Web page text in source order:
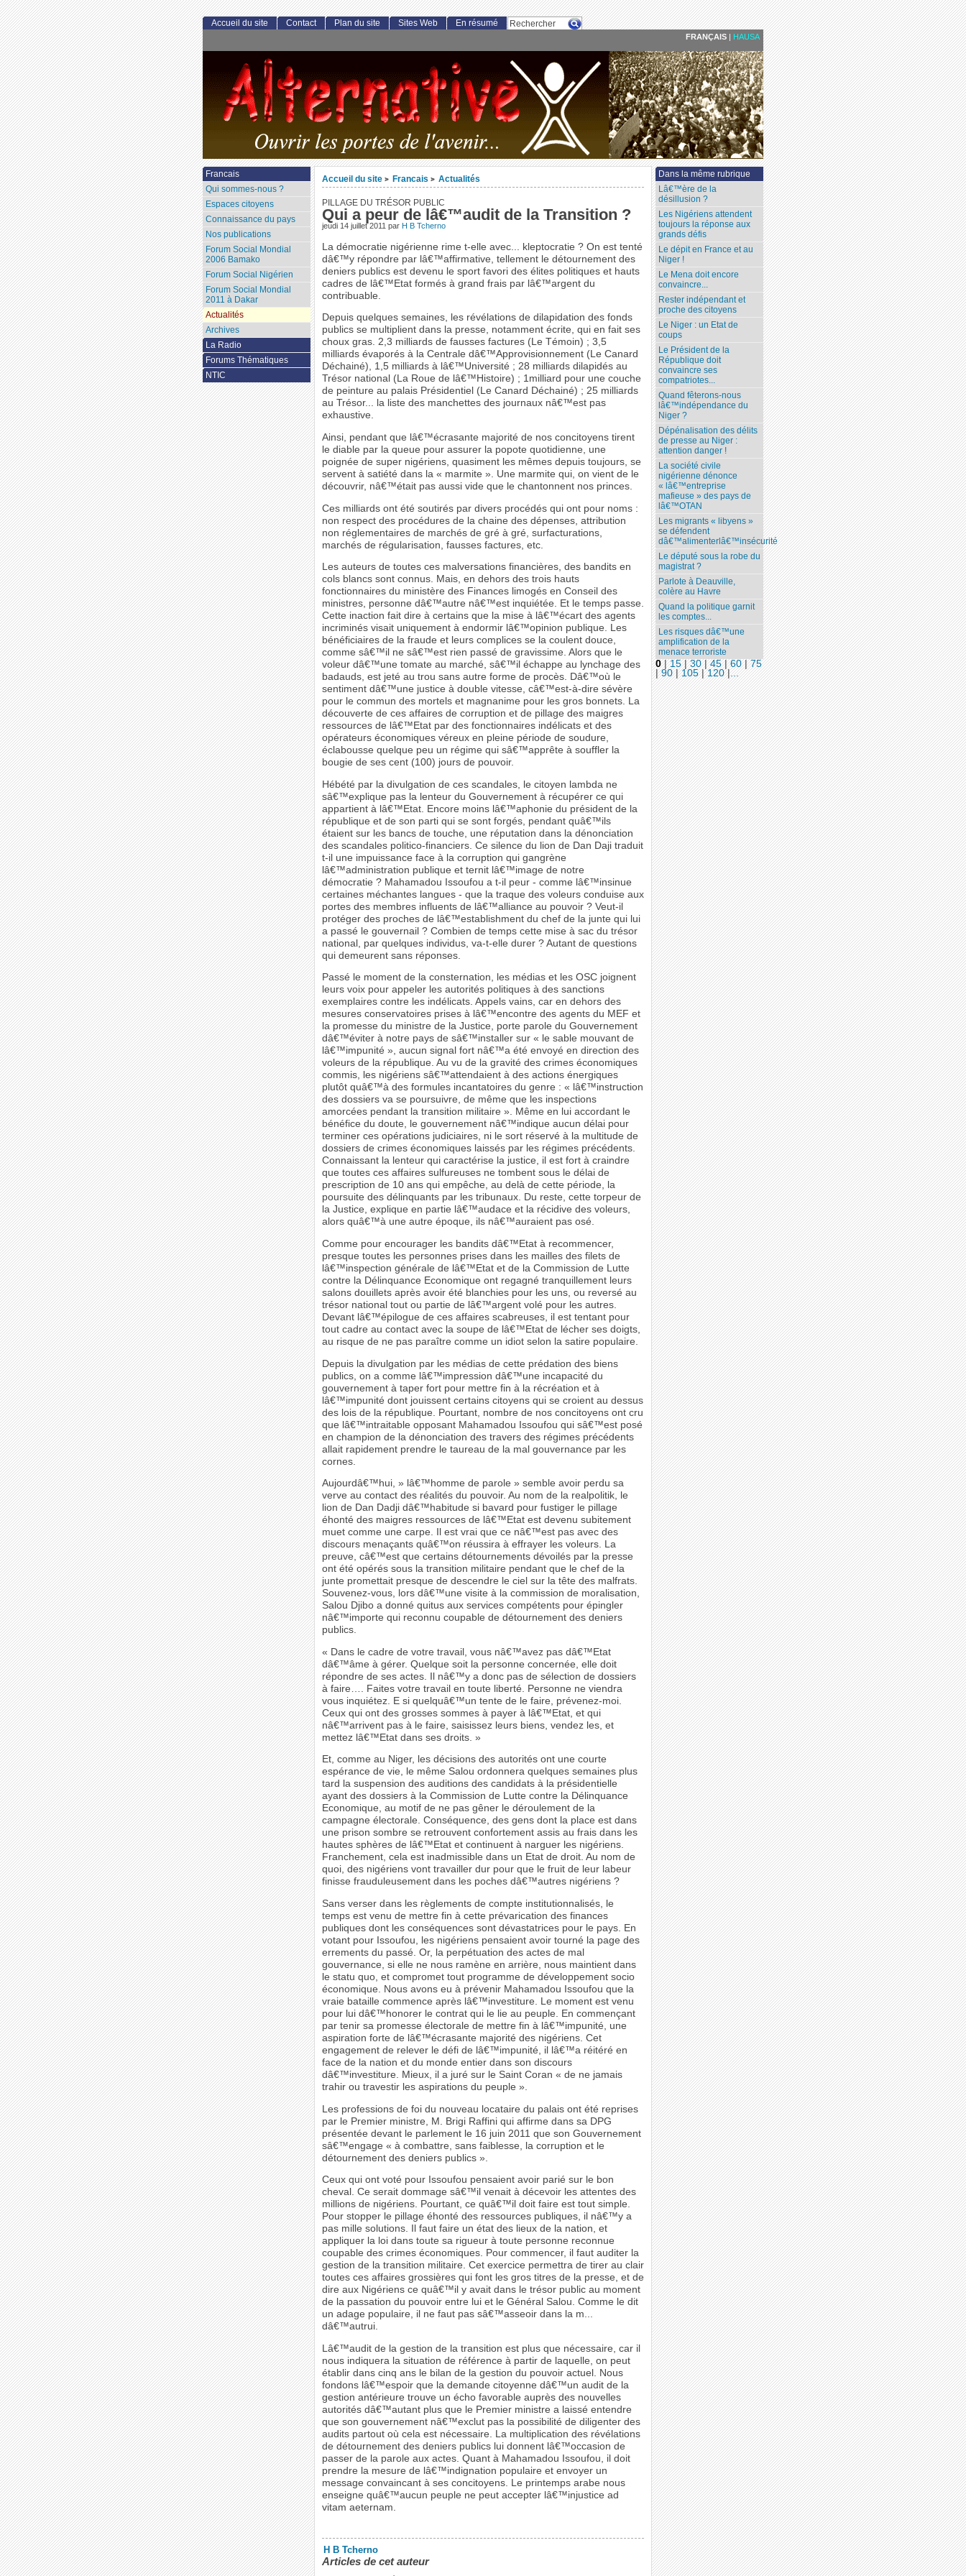
Accueil du site > Francais > Actualités
PILLAGE DU TRÉSOR PUBLIC
Qui a peur de lâ€™audit de la Transition ?
jeudi 14 juillet 2011 par H B Tcherno
La démocratie nigérienne rime t-elle avec... kleptocratie ? On est tenté
dâ€™y répondre par lâ€™affirmative, tellement le détournement des
deniers publics est devenu le sport favori des élites politiques et hauts
cadres de lâ€™Etat formés à grand frais par lâ€™argent du
contribuable.
Depuis quelques semaines, les révélations de dilapidation des fonds
publics se multiplient dans la presse, notamment écrite, qui en fait ses
choux gras. 2,3 milliards de fausses factures (Le Témoin) ; 3,5
milliards évaporés à la Centrale dâ€™Approvisionnement (Le Canard
Déchainé), 1,5 milliards à lâ€™Université ; 28 milliards dilapidés au
Trésor national (La Roue de lâ€™Histoire) ; 1milliard pour une couche
de peinture au palais Présidentiel (Le Canard Déchainé) ; 25 milliards
au Trésor... la liste des manchettes des journaux nâ€™est pas
exhaustive.
Ainsi, pendant que lâ€™écrasante majorité de nos concitoyens tirent
le diable par la queue pour assurer la popote quotidienne, une
poignée de super nigériens, quasiment les mêmes depuis toujours, se
servent à satiété dans la « marmite ». Une marmite qui, on vient de le
découvrir, nâ€™était pas aussi vide que le chantonnent nos princes.
Ces milliards ont été soutirés par divers procédés qui ont pour noms :
non respect des procédures de la chaine des dépenses, attribution
non réglementaires de marchés de gré à gré, surfacturations,
marchés de régularisation, fausses factures, etc.
Les auteurs de toutes ces malversations financières, des bandits en
cols blancs sont connus. Mais, en dehors des trois hauts
fonctionnaires du ministère des Finances limogés en Conseil des
ministres, personne dâ€™autre nâ€™est inquiétée. Et le temps passe.
Cette inaction fait dire à certains que la mise à lâ€™écart des agents
incriminés visait uniquement à endormir lâ€™opinion publique. Les
bénéficiaires de la fraude et leurs complices se la coulent douce,
comme sâ€™il ne sâ€™est rien passé de gravissime. Alors que le
voleur dâ€™une tomate au marché, sâ€™il échappe au lynchage des
badauds, est jeté au trou sans autre forme de procès. Dâ€™où le
sentiment dâ€™une justice à double vitesse, câ€™est-à-dire sévère
pour le commun des mortels et magnanime pour les gros bonnets. La
découverte de ces affaires de corruption et de pillage des maigres
ressources de lâ€™Etat par des fonctionnaires indélicats et des
opérateurs économiques véreux en pleine période de soudure,
éclabousse quelque peu un régime qui sâ€™apprête à souffler la
bougie de ses cent (100) jours de pouvoir.
Hébété par la divulgation de ces scandales, le citoyen lambda ne
sâ€™explique pas la lenteur du Gouvernement à récupérer ce qui
appartient à lâ€™Etat. Encore moins lâ€™aphonie du président de la
république et de son parti qui se sont forgés, pendant quâ€™ils
étaient sur les bancs de touche, une réputation dans la dénonciation
des scandales politico-financiers. Ce silence du lion de Dan Daji traduit
t-il une impuissance face à la corruption qui gangrène
lâ€™administration publique et ternit lâ€™image de notre
démocratie ? Mahamadou Issoufou a t-il peur - comme lâ€™insinue
certaines méchantes langues - que la traque des voleurs conduise aux
portes des membres influents de lâ€™alliance au pouvoir ? Veut-il
protéger des proches de lâ€™establishment du chef de la junte qui lui
a passé le gouvernail ? Combien de temps cette mise à sac du trésor
national, par quelques individus, va-t-elle durer ? Autant de questions
qui demeurent sans réponses.
Passé le moment de la consternation, les médias et les OSC joignent
leurs voix pour appeler les autorités politiques à des sanctions
exemplaires contre les indélicats. Appels vains, car en dehors des
mesures conservatoires prises à lâ€™encontre des agents du MEF et
la promesse du ministre de la Justice, porte parole du Gouvernement
dâ€™éviter à notre pays de sâ€™installer sur « le sable mouvant de
lâ€™impunité », aucun signal fort nâ€™a été envoyé en direction des
voleurs de la république. Au vu de la gravité des crimes économiques
commis, les nigériens sâ€™attendaient à des actions énergiques
plutôt quâ€™à des formules incantatoires du genre : « lâ€™instruction
des dossiers va se poursuivre, de même que les inspections
amorcées pendant la transition militaire ». Même en lui accordant le
bénéfice du doute, le gouvernement nâ€™indique aucun délai pour
terminer ces opérations judiciaires, ni le sort réservé à la multitude de
dossiers de crimes économiques laissés par les régimes précédents.
Connaissant la lenteur qui caractérise la justice, il est fort à craindre
que toutes ces affaires sulfureuses ne tombent sous le délai de
prescription de 10 ans qui empêche, au delà de cette période, la
poursuite des délinquants par les tribunaux. Du reste, cette torpeur de
la Justice, explique en partie lâ€™audace et la récidive des voleurs,
alors quâ€™à une autre époque, ils nâ€™auraient pas osé.
Comme pour encourager les bandits dâ€™Etat à recommencer,
presque toutes les personnes prises dans les mailles des filets de
lâ€™inspection générale de lâ€™Etat et de la Commission de Lutte
contre la Délinquance Economique ont regagné tranquillement leurs
salons douillets après avoir été blanchies pour les uns, ou reversé au
trésor national tout ou partie de lâ€™argent volé pour les autres.
Devant lâ€™épilogue de ces affaires scabreuses, il est tentant pour
tout cadre au contact avec la soupe de lâ€™Etat de lécher ses doigts,
au risque de ne pas paraître comme un idiot selon la satire populaire.
Depuis la divulgation par les médias de cette prédation des biens
publics, on a comme lâ€™impression dâ€™une incapacité du
gouvernement à taper fort pour mettre fin à la récréation et à
lâ€™impunité dont jouissent certains citoyens qui se croient au dessus
des lois de la république. Pourtant, nombre de nos concitoyens ont cru
que lâ€™intraitable opposant Mahamadou Issoufou qui sâ€™est posé
en champion de la dénonciation des travers des régimes précédents
allait rapidement prendre le taureau de la mal gouvernance par les
cornes.
Aujourdâ€™hui, » lâ€™homme de parole » semble avoir perdu sa
verve au contact des réalités du pouvoir. Au nom de la realpolitik, le
lion de Dan Dadji dâ€™habitude si bavard pour fustiger le pillage
éhonté des maigres ressources de lâ€™Etat est devenu subitement
muet comme une carpe. Il est vrai que ce nâ€™est pas avec des
discours menaçants quâ€™on réussira à effrayer les voleurs. La
preuve, câ€™est que certains détournements dévoilés par la presse
ont été opérés sous la transition militaire pendant que le chef de la
junte promettait presque de descendre le ciel sur la tête des malfrats.
Souvenez-vous, lors dâ€™une visite à la commission de moralisation,
Salou Djibo a donné quitus aux services compétents pour épingler
nâ€™importe qui reconnu coupable de détournement des deniers
publics.
« Dans le cadre de votre travail, vous nâ€™avez pas dâ€™Etat
dâ€™âme à gérer. Quelque soit la personne concernée, elle doit
répondre de ses actes. Il nâ€™y a donc pas de sélection de dossiers
à faire…. Faites votre travail en toute liberté. Personne ne viendra
vous inquiétez. E si quelquâ€™un tente de le faire, prévenez-moi.
Ceux qui ont des grosses sommes à payer à lâ€™Etat, et qui
nâ€™arrivent pas à le faire, saisissez leurs biens, vendez les, et
mettez lâ€™Etat dans ses droits. »
Et, comme au Niger, les décisions des autorités ont une courte
espérance de vie, le même Salou ordonnera quelques semaines plus
tard la suspension des auditions des candidats à la présidentielle
ayant des dossiers à la Commission de Lutte contre la Délinquance
Economique, au motif de ne pas gêner le déroulement de la
campagne électorale. Conséquence, des gens dont la place est dans
une prison sombre se retrouvent confortement assis au frais dans les
hautes sphères de lâ€™Etat et continuent à narguer les nigériens.
Franchement, cela est inadmissible dans un Etat de droit. Au nom de
quoi, des nigériens vont travailler dur pour que le fruit de leur labeur
finisse frauduleusement dans les poches dâ€™autres nigériens ?
Sans verser dans les règlements de compte institutionnalisés, le
temps est venu de mettre fin à cette prévarication des finances
publiques dont les conséquences sont dévastatrices pour le pays. En
votant pour Issoufou, les nigériens pensaient avoir tourné la page des
errements du passé. Or, la perpétuation des actes de mal
gouvernance, si elle ne nous ramène en arrière, nous maintient dans
le statu quo, et compromet tout programme de développement socio
économique. Nous avons eu à prévenir Mahamadou Issoufou que la
vraie bataille commence après lâ€™investiture. Le moment est venu
pour lui dâ€™honorer le contrat qui le lie au peuple. En commençant
par tenir sa promesse électorale de mettre fin à lâ€™impunité, une
aspiration forte de lâ€™écrasante majorité des nigériens. Cet
engagement de relever le défi de lâ€™impunité, il lâ€™a réitéré en
face de la nation et du monde entier dans son discours
dâ€™investiture. Mieux, il a juré sur le Saint Coran « de ne jamais
trahir ou travestir les aspirations du peuple ».
Les professions de foi du nouveau locataire du palais ont été reprises
par le Premier ministre, M. Brigi Raffini qui affirme dans sa DPG
présentée devant le parlement le 16 juin 2011 que son Gouvernement
sâ€™engage « à combattre, sans faiblesse, la corruption et le
détournement des deniers publics ».
Ceux qui ont voté pour Issoufou pensaient avoir parié sur le bon
cheval. Ce serait dommage sâ€™il venait à décevoir les attentes des
millions de nigériens. Pourtant, ce quâ€™il doit faire est tout simple.
Pour stopper le pillage éhonté des ressources publiques, il nâ€™y a
pas mille solutions. Il faut faire un état des lieux de la nation, et
appliquer la loi dans toute sa rigueur à toute personne reconnue
coupable des crimes économiques. Pour commencer, il faut auditer la
gestion de la transition militaire. Cet exercice permettra de tirer au clair
toutes ces affaires grossières qui font les gros titres de la presse, et de
dire aux Nigériens ce quâ€™il y avait dans le trésor public au moment
de la passation du pouvoir entre lui et le Général Salou. Comme le dit
un adage populaire, il ne faut pas sâ€™asseoir dans la m...
dâ€™autrui.
Lâ€™audit de la gestion de la transition est plus que nécessaire, car il
nous indiquera la situation de référence à partir de laquelle, on peut
établir dans cinq ans le bilan de la gestion du pouvoir actuel. Nous
fondons lâ€™espoir que la demande citoyenne dâ€™un audit de la
gestion antérieure trouve un écho favorable auprès des nouvelles
autorités dâ€™autant plus que le Premier ministre a laissé entendre
que son gouvernement nâ€™exclut pas la possibilité de diligenter des
audits partout où cela est nécessaire. La multiplication des révélations
de détournement des deniers publics lui donnent lâ€™occasion de
passer de la parole aux actes. Quant à Mahamadou Issoufou, il doit
prendre la mesure de lâ€™indignation populaire et envoyer un
message convaincant à ses concitoyens. Le printemps arabe nous
enseigne quâ€™aucun peuple ne peut accepter lâ€™injustice ad
vitam aeternam.
H B Tcherno
Articles de cet auteur
Dans la même rubrique
Lâ€™ère de la
désillusion ?
Les Nigériens attendent
toujours la réponse aux
grands défis
Le dépit en France et au
Niger !
Le Mena doit encore
convaincre...
Rester indépendant et
proche des citoyens
Le Niger : un Etat de
coups
Le Président de la
République doit
convaincre ses
compatriotes...
Quand fêterons-nous
lâ€™indépendance du
Niger ?
Dépénalisation des délits
de presse au Niger :
attention danger !
La société civile
nigérienne dénonce
« lâ€™entreprise
mafieuse » des pays de
lâ€™OTAN
Les migrants « libyens »
se défendent
dâ€™alimenterlâ€™insécurité
Le député sous la robe du
magistrat ?
Parlote à Deauville,
colère au Havre
Quand la politique garnit
les comptes...
Les risques dâ€™une
amplification de la
menace terroriste
0|15|30|45|60|75
|90|105|120|...
Accueil du site Contact Plan du site Sites Web En résumé
Francais
Qui sommes-nous ?
Espaces citoyens
Connaissance du pays
Nos publications
Forum Social Mondial
2006 Bamako
Forum Social Nigérien
Forum Social Mondial
2011 à Dakar
Actualités
Archives
La Radio
Forums Thématiques
NTIC
FRANÇAIS HAUSA